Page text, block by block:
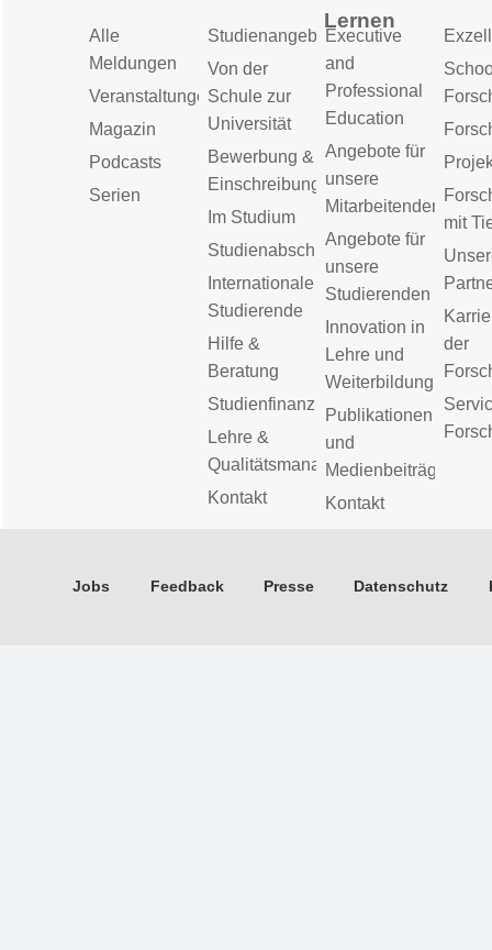
Alle
Meldungen
Veranstaltungen
Magazin
Podcasts
Serien
Studienangebot
Von der
Schule zur
Universität
Bewerbung &
Einschreibung
Im Studium
Studienabschluss
Internationale
Studierende
Hilfe &
Beratung
Studienfinanzierung
Lehre &
Qualitätsmanagement
Kontakt
Lernen
Executive
and
Professional
Education
Angebote für
unsere
Mitarbeitenden
Angebote für
unsere
Studierenden
Innovation in
Lehre und
Weiterbildung
Publikationen
und
Medienbeiträge
Kontakt
mit
der
Jobs Feedback Presse Datenschutz